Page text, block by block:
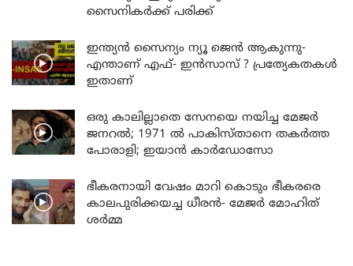
സൈനികർക്ക് പരിക്ക്
ഇന്ത്യൻ സൈന്യം ന്യൂ ജെൻ ആകുന്നു-
എന്താണ് എഫ്- ഇൻസാസ് ? പ്രത്യേകതകൾ
ഇതാണ്
ഒരു കാലില്ലാതെ സേനയെ നയിച്ച മേജർ
ജനറൽ; 1971 ൽ പാകിസ്താനെ തകർത്ത
പോരാളി; ഇയാൻ കാർഡോസോ
ഭീകരനായി വേഷം മാറി കൊടും ഭീകരരെ
കാലപുരിക്കയച്ച ധീരൻ- മേജർ മോഹിത്
ശർമ്മ